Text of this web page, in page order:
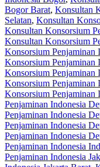
Bogor Barat, Konsultan
Selatan, Konsultan
Konsultan Konsorsium
Konsultan Konsorsium
Konsorsium Penjaminan
Konsorsium Penjaminan
Konsorsium Penjaminan
Konsorsium Penjaminan
Konsorsium Penjaminan
Penjaminan Indonesia
Penjaminan Indonesia
Penjaminan Indonesia
Penjaminan Indonesia
Penjaminan Indonesia
Penjaminan Indonesia